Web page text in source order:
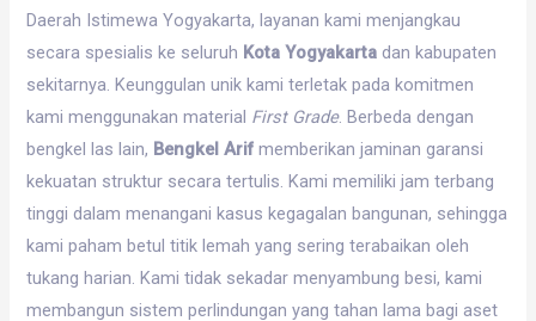
Daerah Istimewa Yogyakarta, layanan kami menjangkau
secara spesialis ke seluruh Kota Yogyakarta dan kabupaten
sekitarnya. Keunggulan unik kami terletak pada komitmen
kami menggunakan material First Grade. Berbeda dengan
bengkel las lain, Bengkel Arif memberikan jaminan garansi
kekuatan struktur secara tertulis. Kami memiliki jam terbang
tinggi dalam menangani kasus kegagalan bangunan, sehingga
kami paham betul titik lemah yang sering terabaikan oleh
tukang harian. Kami tidak sekadar menyambung besi, kami
membangun sistem perlindungan yang tahan lama bagi aset